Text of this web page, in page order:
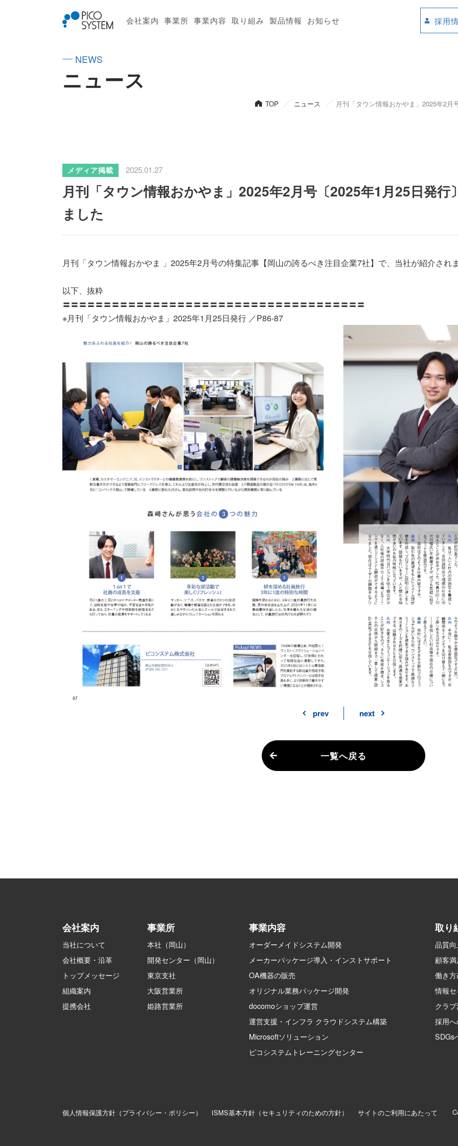
会社案内 事業所 事業内容 取り組み 製品情報 お知らせ 採用
NEWS
ニュース
TOP ニュース 月刊「タウン情報おかやま」2025年2
メディア掲載 2025.01.27
月刊「タウン情報おかやま」2025年2月号〔2025年1月25日発行
ました
月刊「タウン情報おかやま 」2025年2月号の特集記事 【岡山の誇るべき注目企業7社】で、当社が紹介され
以下、抜粋
〓〓〓〓〓〓〓〓〓〓〓〓〓〓〓〓〓〓〓〓〓〓〓〓〓〓〓〓〓〓〓〓〓〓〓〓〓
※月刊「タウン情報おかやま」2025年1月25日発行 ／P86-87
prev next
一覧へ戻る
会社案内
当社について
会社概要・沿革
トップメッセージ
組織案内
提携会社
事業所
本社（岡山）
開発センター（岡山）
東京支社
大阪営業所
姫路営業所
事業内容
オーダーメイドシステム開発
メーカーパッケージ導入・インストサポート
OA機器の販売
オリジナル業務パッケージ開発
docomoショップ運営
運営支援・インフラ クラウドシステム構築
Microsoftソリューション
ピコシステムトレーニングセンター
取り
品質
顧客
働き
情報
クラ
採用
SDGs
個人情報保護方針（プライバシー・ポリシー） ISMS基本方針（セキュリティのための方針） サイトのご利用にあたって